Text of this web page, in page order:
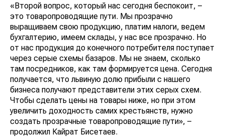
«Второй вопрос, который нас сегодня беспокоит, –
это товаропроводящие пути. Мы прозрачно
выращиваем свою продукцию, платим налоги, ведем
бухгалтерию, имеем склады, у нас все прозрачно. Но
от нас продукция до конечного потребителя поступает
через серые схемы базаров. Мы не знаем, сколько
там посредников, как там формируется цена. Сегодня
получается, что львиную долю прибыли с нашего
бизнеса получают представители этих серых схем.
Чтобы сделать цены на товары ниже, но при этом
увеличить доходность самих крестьянств, нужно
создать прозрачные товаропроводящие пути», –
продолжил Кайрат Бисетаев.